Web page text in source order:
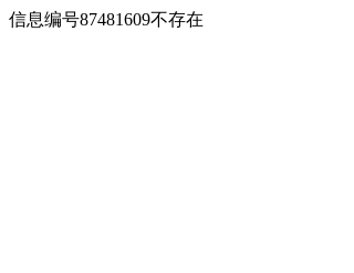
信息编号87481609不存在